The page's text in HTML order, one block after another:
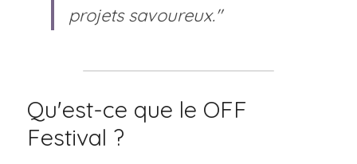
projets savoureux."
Qu'est-ce que le OFF
Festival ?